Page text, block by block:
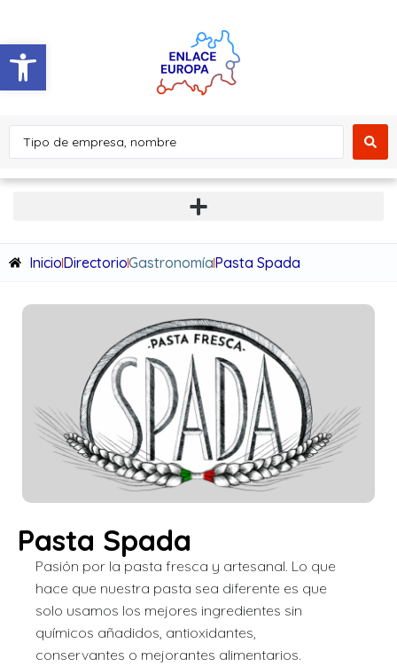
Abrir barra de herramientas
InicioDirectorioGastronomíaPasta Spada
Pasta Spada
Pasión por la pasta fresca y artesanal. Lo que
hace que nuestra pasta sea diferente es que
solo usamos los mejores ingredientes sin
químicos añadidos, antioxidantes,
conservantes o mejorantes alimentarios.